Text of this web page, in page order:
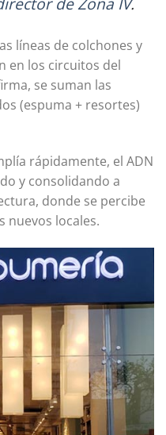
líneas de colchones y
en los circuitos del
se suman las
(espuma + resortes)
rápidamente, el ADN
y consolidando a
donde se percibe
nuevos locales.